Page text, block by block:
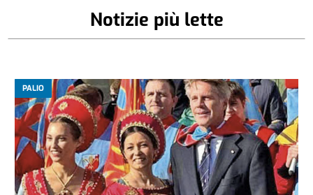
Notizie più lette
PALIO